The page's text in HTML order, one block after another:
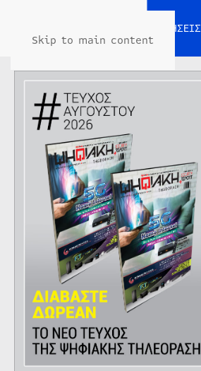
Skip to main content
ΕΙΔΗΣΕΙΣ